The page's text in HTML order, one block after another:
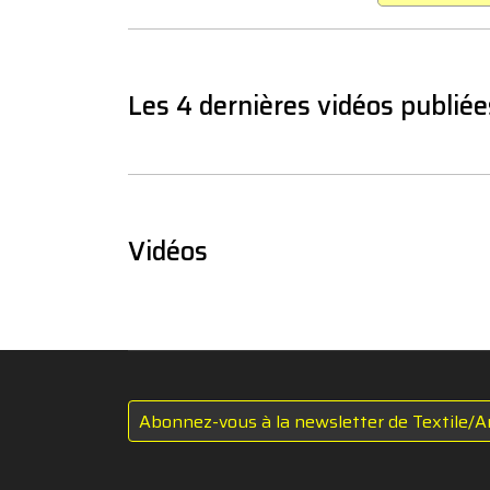
Les 4 dernières vidéos
Vidéos
Abonnez-vous à la newsletter de Textile/